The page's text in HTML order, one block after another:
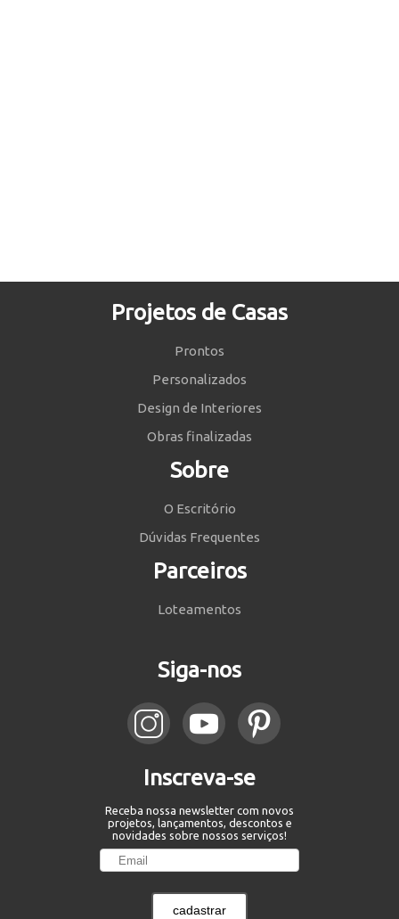
Projetos de Casas
Prontos
Personalizados
Design de Interiores
Obras finalizadas
Sobre
O Escritório
Dúvidas Frequentes
Parceiros
Loteamentos
Siga-nos
Inscreva-se
Receba nossa newsletter com novos
projetos, lançamentos, descontos e
novidades sobre nossos serviços!
cadastrar